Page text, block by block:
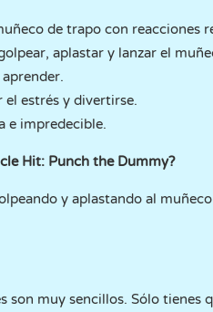
de trapo con reacciones
aplastar y lanzar el
estrés y divertirse.
e impredecible.
Hit: Punch the Dummy?
y aplastando al
son muy sencillos. Sólo